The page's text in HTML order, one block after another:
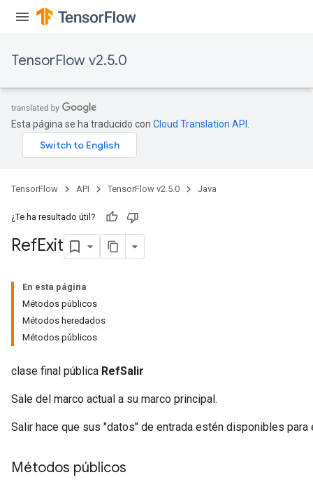
TensorFlow v2.5.0
Esta página se ha traducido con Cloud Translation API
TensorFlow API TensorFlow v2.5.0 Java
¿Te ha resultado útil?
RefExit
En esta página
Métodos públicos
Métodos heredados
Métodos públicos
clase final pública RefSalir
Sale del marco actual a su marco principal.
Salir hace que sus "datos" de entrada estén disponibles para
Métodos públicos